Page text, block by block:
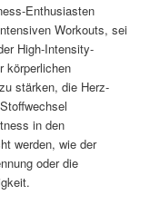
Enthusiasten
Workouts, sei
High-Intensity-
körperlichen
stärken, die Herz-
in den
werden, wie der
oder die